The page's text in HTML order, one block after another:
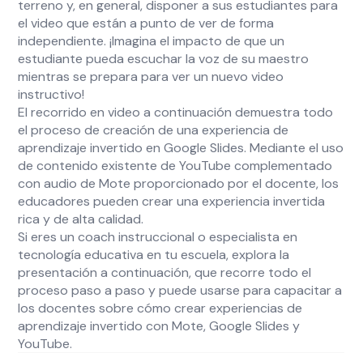
terreno y, en general, disponer a sus estudiantes para
el video que están a punto de ver de forma
independiente. ¡Imagina el impacto de que un
estudiante pueda escuchar la voz de su maestro
mientras se prepara para ver un nuevo video
instructivo!
El recorrido en video a continuación demuestra todo
el proceso de creación de una experiencia de
aprendizaje invertido en Google Slides. Mediante el uso
de contenido existente de YouTube complementado
con audio de Mote proporcionado por el docente, los
educadores pueden crear una experiencia invertida
rica y de alta calidad.
Si eres un coach instruccional o especialista en
tecnología educativa en tu escuela, explora la
presentación a continuación, que recorre todo el
proceso paso a paso y puede usarse para capacitar a
los docentes sobre cómo crear experiencias de
aprendizaje invertido con Mote, Google Slides y
YouTube.